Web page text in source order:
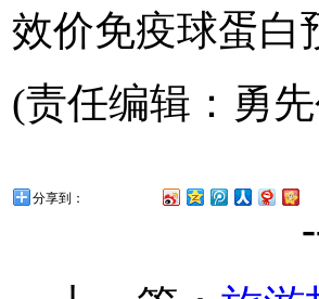
效价免疫球蛋白
(责任编辑：勇
分享到：